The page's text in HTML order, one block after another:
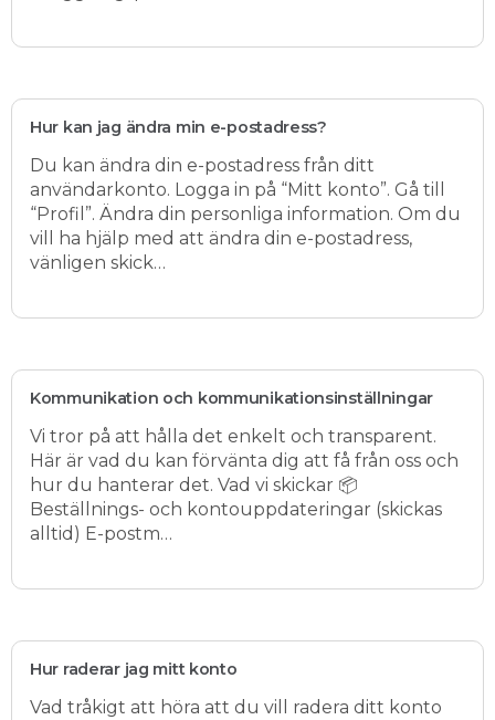
Hur kan jag ändra min e-postadress?
Du kan ändra din e-postadress från ditt
användarkonto. Logga in på “Mitt konto”. Gå till
“Profil”. Ändra din personliga information. Om du
vill ha hjälp med att ändra din e-postadress,
vänligen skick…
Kommunikation och kommunikationsinställningar
Vi tror på att hålla det enkelt och transparent.
Här är vad du kan förvänta dig att få från oss och
hur du hanterar det. Vad vi skickar 📦
Beställnings- och kontouppdateringar (skickas
alltid) E-postm…
Hur raderar jag mitt konto
Vad tråkigt att höra att du vill radera ditt konto